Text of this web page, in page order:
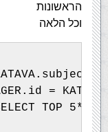
הראשונות
וכל הלאה
=
TOP 5*x